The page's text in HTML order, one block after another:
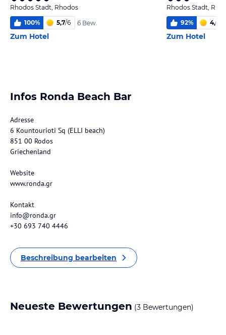
Rhodos Stadt, Rhodos
100% 5,7/6 6 Bew.
Zum Hotel
Rhodos Stadt,
92% 4,6
Zum Hotel
Infos Ronda Beach Bar
Adresse
6 Kountourioti Sq (ELLI beach)
851 00 Rodos
Griechenland
Website
www.ronda.gr
Kontakt
info@ronda.gr
+30 693 740 4446
Beschreibung bearbeiten
Neueste Bewertungen (3 Bewertungen)